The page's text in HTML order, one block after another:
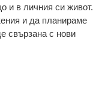
и в личния си живот.
и да планираме
свързана с нови